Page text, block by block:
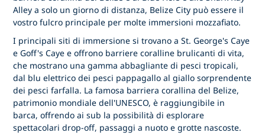
Alley a solo un giorno di distanza, Belize City può essere il
vostro fulcro principale per molte immersioni mozzafiato.
I principali siti di immersione si trovano a St. George's Caye
e Goff's Caye e offrono barriere coralline brulicanti di vita,
che mostrano una gamma abbagliante di pesci tropicali,
dal blu elettrico dei pesci pappagallo al giallo sorprendente
dei pesci farfalla. La famosa barriera corallina del Belize,
patrimonio mondiale dell'UNESCO, è raggiungibile in
barca, offrendo ai sub la possibilità di esplorare
spettacolari drop-off, passaggi a nuoto e grotte nascoste.